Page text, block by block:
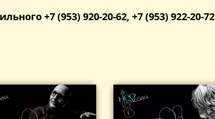
+7 (953) 920-20-62, +7 (953) 922-20-72